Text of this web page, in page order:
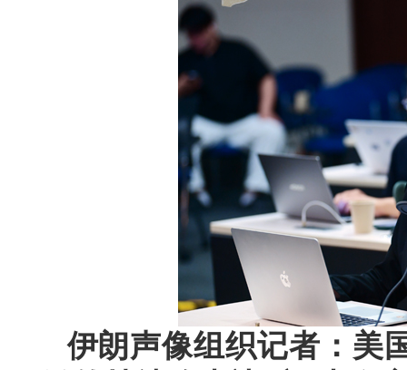
伊朗声像组织记者：美